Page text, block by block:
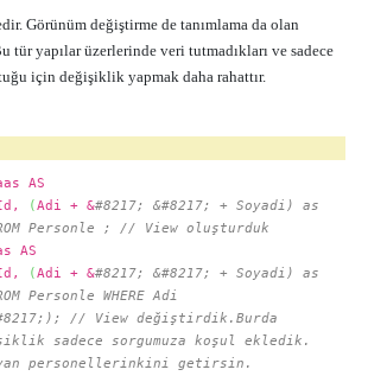
Görünüm değiştirme de tanımlama da olan
tür yapılar üzerlerinde veri tutmadıkları ve sadece
için değişiklik yapmak daha rahattır.
AS
( Adi + &#8217; &#8217; + Soyadi) as
Personle ; // View oluşturduk
AS
( Adi + &#8217; &#8217; + Soyadi) as
Personle WHERE Adi
// View değiştirdik.Burda
sadece sorgumuza koşul ekledik.
personellerinkini getirsin.